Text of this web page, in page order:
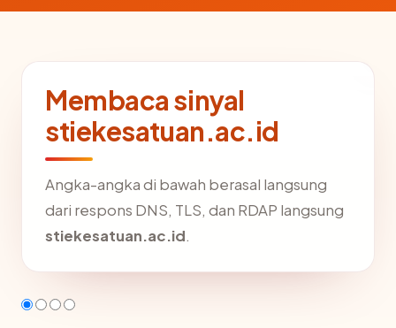
Membaca sinyal
stiekesatuan.ac.id
Angka-angka di bawah berasal langsung
dari respons DNS, TLS, dan RDAP langsung
stiekesatuan.ac.id.